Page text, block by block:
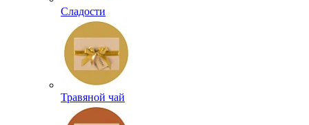
Сладости
Травяной чай